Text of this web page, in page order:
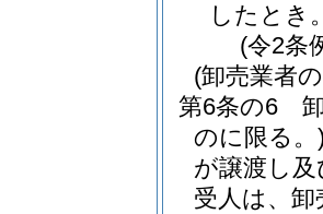
したとき
(令2条
(卸売業者
第6条の6
のに限る。
が譲渡し
受人は、